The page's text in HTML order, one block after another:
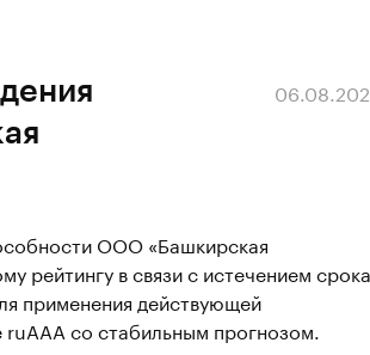
ООО «Башкирская
рейтингу в связи с истечением срока
применения действующей
ruAАА со стабильным прогнозом.